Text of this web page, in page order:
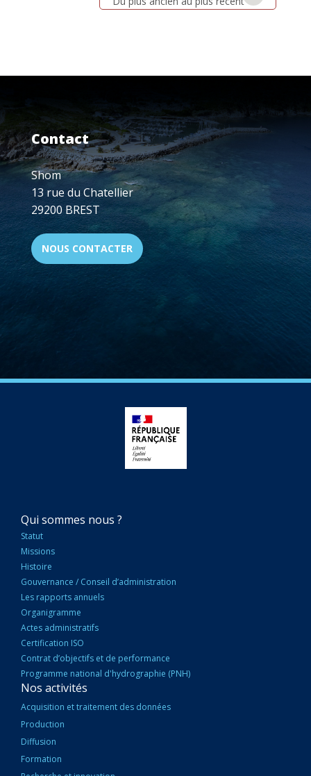
Contact
Shom
13 rue du Chatellier
29200 BREST
NOUS CONTACTER
NAVIGATION
PRINCIPALE
Qui sommes nous ?
Statut
Missions
Histoire
Gouvernance / Conseil d’administration
Les rapports annuels
Organigramme
Actes administratifs
Certification ISO
Contrat d’objectifs et de performance
Programme national d'hydrographie (PNH)
Nos activités
Acquisition et traitement des données
Production
Diffusion
Formation